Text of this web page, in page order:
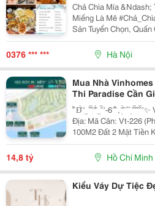
Chả Chìa Mía
Miếng Là Mê #Chả_Chìa_Mía Được Làm Từ Thịt Và Hải
Sản Tuyển Chọn,
Lên Vàng Ruộm,
Nhận Được Vị Ngọt
0376 *** *** Hà Nội
Mua Nhà
Thi Paradise Cần
̂ ̂̉ Đ̂̀ ̛ ̣ ̣ ́ ̂́ ̂́ ̛̛ ̂́ ̣ ̣ ̂̀ ̛̀ -6 ̂ ̂̉ , ̣̆ ̂̀ ́ ̉ ̉ ̣ ̂ ̂̀ ̂̀ ̂ ̂̀ ̛̀ ✨ Vị Trí Độc Tôn - Kinh Doanh Đắc
Địa: Mã Căn: Vt-226 (Phân
100M2 Đất 2 Mặt Tiền
Chỉ 14 Tỷ 8 Full All In...
14,8 tỷ Hồ Chí Minh
Kiểu Váy Dự Tiệc